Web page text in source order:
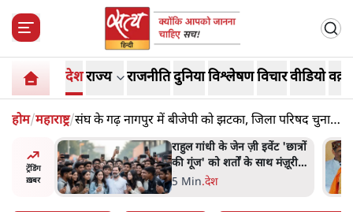
देशराज्य राजनीतिदुनियाविश्लेषणविचारवीडियो
होम/महाराष्ट्र/संघ के गढ़ नागपुर में बीजेपी को झटका, जिला परिषद चुनाव
में जीती कांग्रेस
ट्रेंडिंग
ख़बर
राहुल गांधी के जेन ज़ी इवेंट 'छात्रों
की गूंज' को शर्तों के साथ मंज़ूरी
देना पड़ा
5 Min.देश